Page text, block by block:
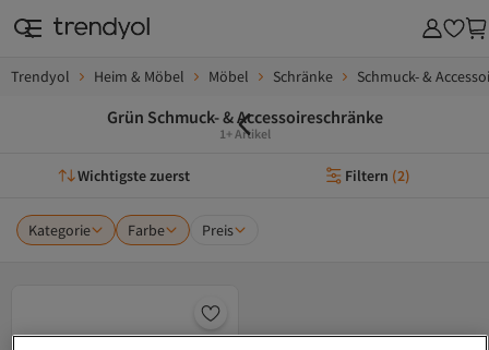
Trendyol Heim & Möbel Möbel Schränke Schmuck- &
Grün Schmuck- & Accessoireschränke
1+ Artikel
Wichtigste zuerst Filtern (2)
Kategorie Farbe Preis